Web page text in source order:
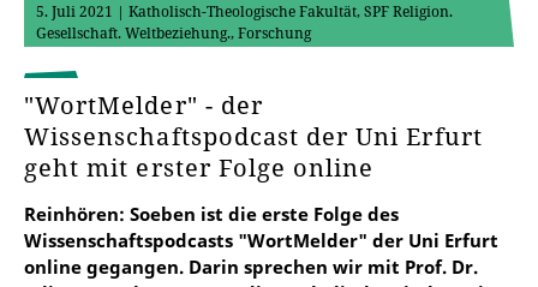
5. Juli 2021 | Katholisch-Theologische Fakultät, SPF Religion.
Gesellschaft. Weltbeziehung., Forschung
"WortMelder" - der
Wissenschaftspodcast der Uni Erfurt
geht mit erster Folge online
Reinhören: Soeben ist die erste Folge des
Wissenschaftspodcasts "WortMelder" der Uni Erfurt
online gegangen. Darin sprechen wir mit Prof. Dr.